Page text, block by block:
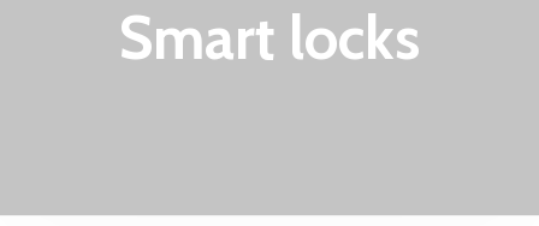
Smart locks